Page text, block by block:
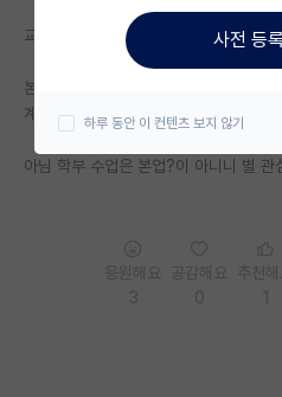
미국 대학원 합격 후기 게시판
대학원생 모집 게시판
연구실(PI) 홍보 게시판
교수님들 입장이 궁금해져서요.
본인 수업 열심히 듣는 학생, 수차석하
계실까요?
아님 학부 수업은 본업?이 아니니 별 관
사전 등
하루 동안 이 컨텐츠 보지 않기